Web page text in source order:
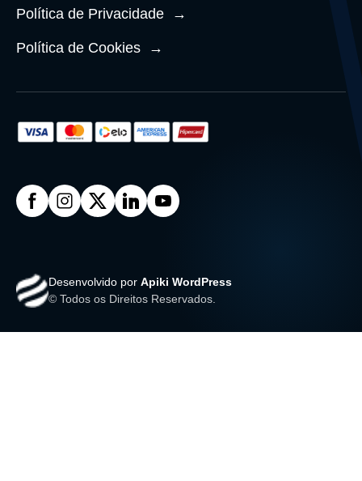
Política de Privacidade →
Política de Cookies →
Desenvolvido por Apiki WordPress
© Todos os Direitos Reservados.